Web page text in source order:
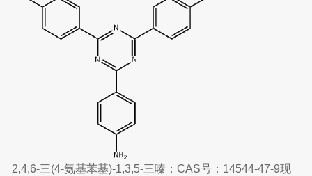
2,4,6-三(4-氨基苯基)-1,3,5-三嗪；CAS号：14544-47-9现